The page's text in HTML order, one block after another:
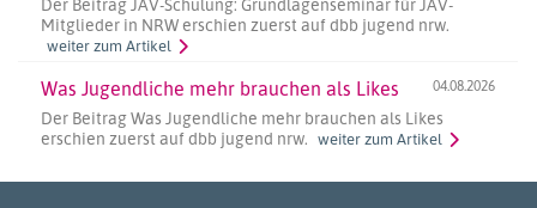
Der Beitrag JAV-Schulung: Grundlagenseminar für JAV-
Mitglieder in NRW erschien zuerst auf dbb jugend nrw.
weiter zum Artikel
04.08.2026
Was Jugendliche mehr brauchen als Likes
Der Beitrag Was Jugendliche mehr brauchen als Likes
erschien zuerst auf dbb jugend nrw. weiter zum Artikel